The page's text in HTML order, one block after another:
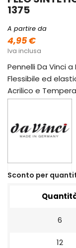
1375
A partire da
4,95 €
Iva inclusa
Pennelli Da Vinci
Flessibile ed
Acrilico e Tempera
Sconto per
6
12